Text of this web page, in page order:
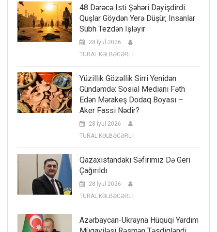
48 Dərəcə Isti Şəhəri Dəyişdirdi:
Quşlar Göydən Yerə Düşür, Insanlar
Sübh Tezdən Işləyir
28 İyul 2026
TURAL KƏLBƏCƏRLİ
Yüzillik Gözəllik Sirri Yenidən
Gündəmdə: Sosial Medianı Fəth
Edən Mərakeş Dodaq Boyası –
Aker Fassi Nədir?
28 İyul 2026
TURAL KƏLBƏCƏRLİ
Qazaxıstandakı Səfirimiz Də Geri
Çağırıldı
28 İyul 2026
TURAL KƏLBƏCƏRLİ
Azərbaycan-Ukrayna Hüquqi Yardım